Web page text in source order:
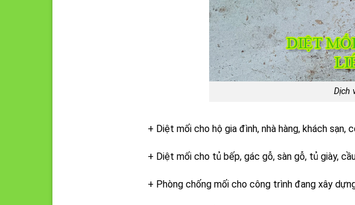
Dịch
+ Diệt mối cho hộ gia đình, nhà hàng, khách sạn,
+ Diệt mối cho tủ bếp, gác gỗ, sàn gỗ, tủ giày,
+ Phòng chống mối cho công trình đang xây